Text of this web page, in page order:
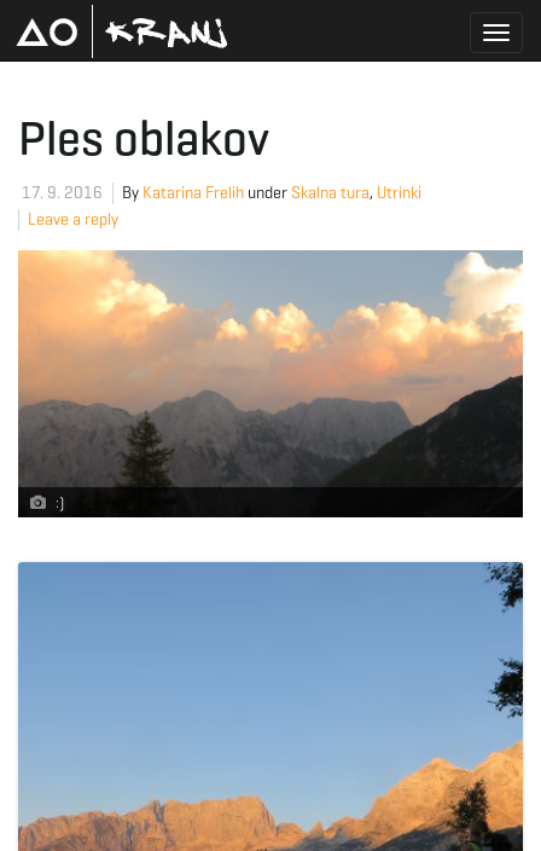
g
g
e
n
a
Ples oblakov
17. 9. 2016 By Katarina Frelih under Skalna tura, Utrinki
Leave a reply
:)